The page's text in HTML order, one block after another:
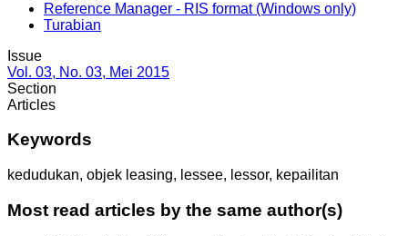
Reference Manager - RIS format (Windows only)
Turabian
Issue
Vol. 03, No. 03, Mei 2015
Section
Articles
Keywords
kedudukan, objek leasing, lessee, lessor, kepailitan
Most read articles by the same author(s)